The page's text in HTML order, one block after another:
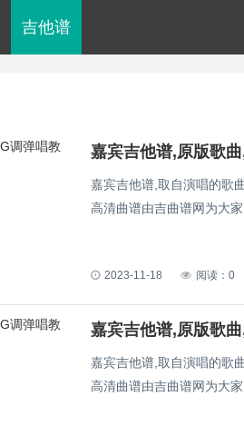
吉他谱
嘉宾吉他谱,原版歌
嘉宾吉他谱,取自演唱的歌
高清曲谱由吉曲谱网为大
2023-11-18 阅读：0
嘉宾吉他谱,原版歌
嘉宾吉他谱,取自演唱的歌
高清曲谱由吉曲谱网为大